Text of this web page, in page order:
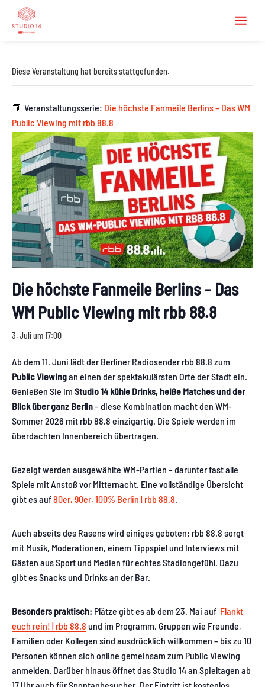
Diese Veranstaltung hat bereits stattgefunden.
Veranstaltungsserie: Die höchste Fanmeile Berlins – Das WM
Public Viewing mit rbb 88.8
Die höchste Fanmeile Berlins – Das
WM Public Viewing mit rbb 88.8
3. Juli um 17:00
Ab dem 11. Juni lädt der Berliner Radiosender rbb 88.8 zum
Public Viewingan einen der spektakulärsten Orte der Stadt ein.
Genießen Sie im Studio 14 kühle Drinks, heiße Matches und der
Blick über ganz Berlin– diese Kombination macht den WM-
Sommer 2026 mit rbb 88.8 einzigartig. Die Spiele werden im
überdachten Innenbereich übertragen.
Gezeigt werden ausgewählte WM-Partien – darunter fast alle
Spiele mit Anstoß vor Mitternacht. Eine vollständige Übersicht
gibt es auf80er, 90er, 100% Berlin | rbb 88.8.
Auch abseits des Rasens wird einiges geboten: rbb 88.8 sorgt
mit Musik, Moderationen, einem Tippspiel und Interviews mit
Gästen aus Sport und Medien für echtes Stadiongefühl. Dazu
gibt es Snacks und Drinks an der Bar.
Besonders praktisch: Plätze gibt es ab dem 23. Mai auf Flankt
euch rein! | rbb 88.8 und im Programm. Gruppen wie Freunde,
Familien oder Kollegen sind ausdrücklich willkommen – bis zu 10
Personen können sich online gemeinsam zum Public Viewing
anmelden. Darüber hinaus öffnet das Studio 14 an Spieltagen ab